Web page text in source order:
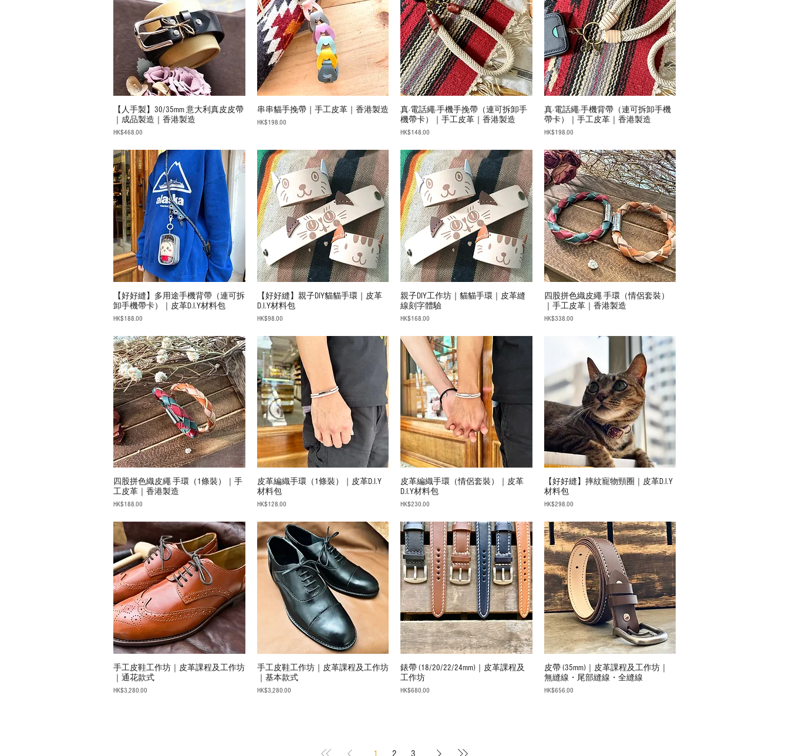
【人手製】30/35mm 意大利真皮皮帶
｜成品製造｜香港製造
Price
HK$468.00
串串貓手挽帶｜手工皮革｜香港製造
Price
HK$198.00
真·電話繩·手機手挽帶（連可拆卸手
機帶卡）｜手工皮革｜香港製造
Price
HK$148.00
真·電話繩·手機背帶（連可拆卸手機
帶卡）｜手工皮革｜香港製造
Price
HK$198.00
【好好縫】多用途手機背帶（連可拆
卸手機帶卡）｜皮革D.I.Y材料包
Price
HK$188.00
【好好縫】親子DIY貓貓手環｜皮革
D.I.Y材料包
Price
HK$98.00
親子DIY工作坊｜貓貓手環｜皮革縫
線刻字體驗
Price
HK$168.00
四股拼色織皮繩 手環（情侶套裝）
｜手工皮革｜香港製造
Price
HK$338.00
四股拼色織皮繩 手環（1條裝）｜手
工皮革｜香港製造
Price
HK$188.00
皮革編織手環（1條裝）｜皮革D.I.Y
材料包
Price
HK$128.00
皮革編織手環（情侶套裝）｜皮革
D.I.Y材料包
Price
HK$230.00
【好好縫】摔紋寵物頸圈｜皮革D.I.Y
材料包
Price
HK$298.00
手工皮鞋工作坊｜皮革課程及工作坊
｜通花款式
Price
HK$3,280.00
手工皮鞋工作坊｜皮革課程及工作坊
｜基本款式
Price
HK$3,280.00
錶帶 (18/20/22/24mm)｜皮革課程及
工作坊
Price
HK$680.00
皮帶 (35mm)｜皮革課程及工作坊｜
無縫線・尾部縫線・全縫線
Price
HK$656.00
1 2 3